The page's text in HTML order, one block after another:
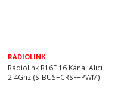
RADIOLINK
Radiolink R16F 16 Kanal Alıcı
2.4Ghz (S-BUS+CRSF+PWM)